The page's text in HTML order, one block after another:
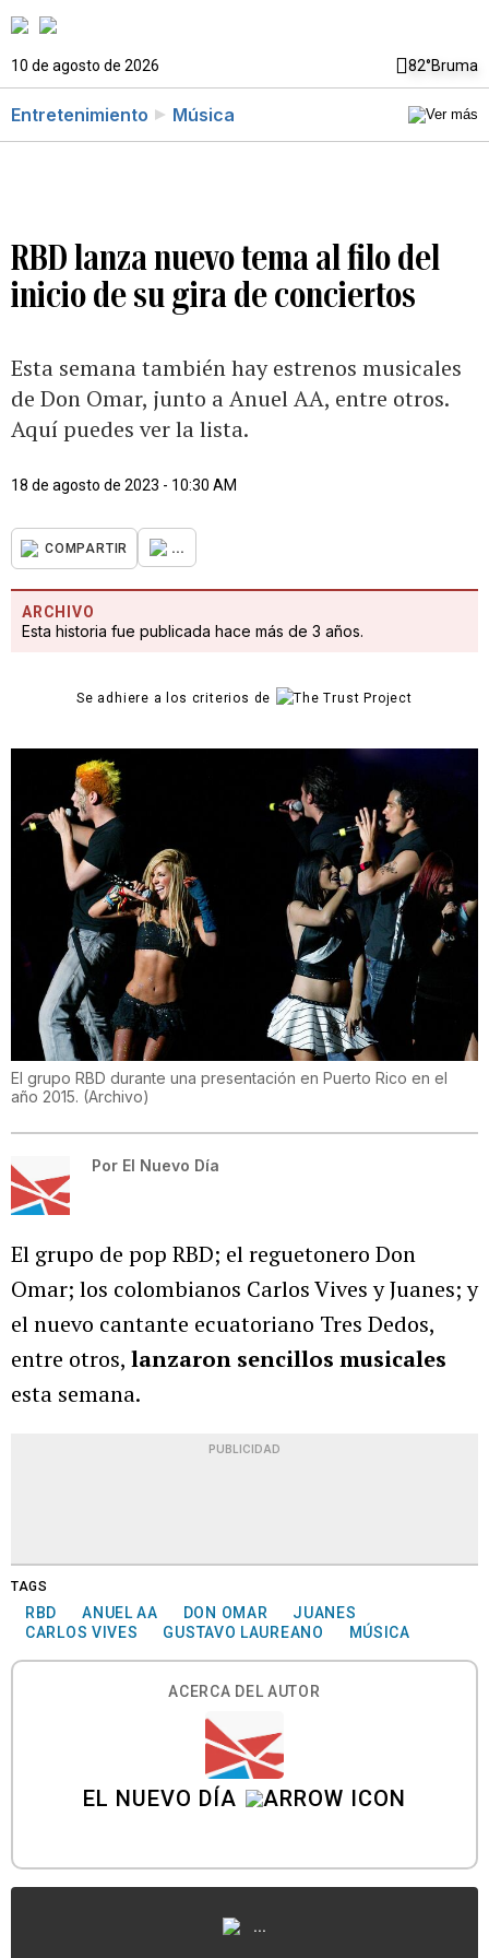
10 de agosto de 2026 82°Bruma
Entretenimiento Música
RBD lanza nuevo tema al filo del
inicio de su gira de conciertos
Esta semana también hay estrenos musicales
de Don Omar, junto a Anuel AA, entre otros.
Aquí puedes ver la lista.
18 de agosto de 2023 - 10:30 AM
COMPARTIR ...
ARCHIVO
Esta historia fue publicada hace más de 3 años.
Se adhiere a los criterios de
El grupo RBD durante una presentación en Puerto Rico en el
año 2015. (Archivo)
Por El Nuevo Día
El grupo de pop RBD; el reguetonero Don
Omar; los colombianos Carlos Vives y Juanes; y
el nuevo cantante ecuatoriano Tres Dedos,
entre otros, lanzaron sencillos musicales
esta semana.
PUBLICIDAD
TAGS
RBD ANUEL AA DON OMAR
JUANES
CARLOS VIVES
GUSTAVO LAUREANO MÚSICA
ACERCA DEL AUTOR
EL NUEVO DÍA
...